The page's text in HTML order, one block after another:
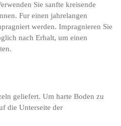
Sie sanfte kreisende
Fur einen jahrelangen
werden. Impragnieren Sie
nach Erhalt, um einen
geliefert. Um harte Boden zu
die Unterseite der